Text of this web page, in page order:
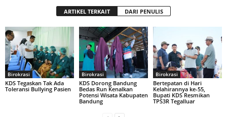
ARTIKEL TERKAIT DARI PENULIS
Birokrasi
KDS Tegaskan Tak Ada
Toleransi Bullying Pasien
Birokrasi
KDS Dorong Bandung
Bedas Run Kenalkan
Potensi Wisata Kabupaten
Bandung
Birokrasi
Bertepatan di Hari
Kelahirannya ke-55,
Bupati KDS Resmikan
TPS3R Tegalluar